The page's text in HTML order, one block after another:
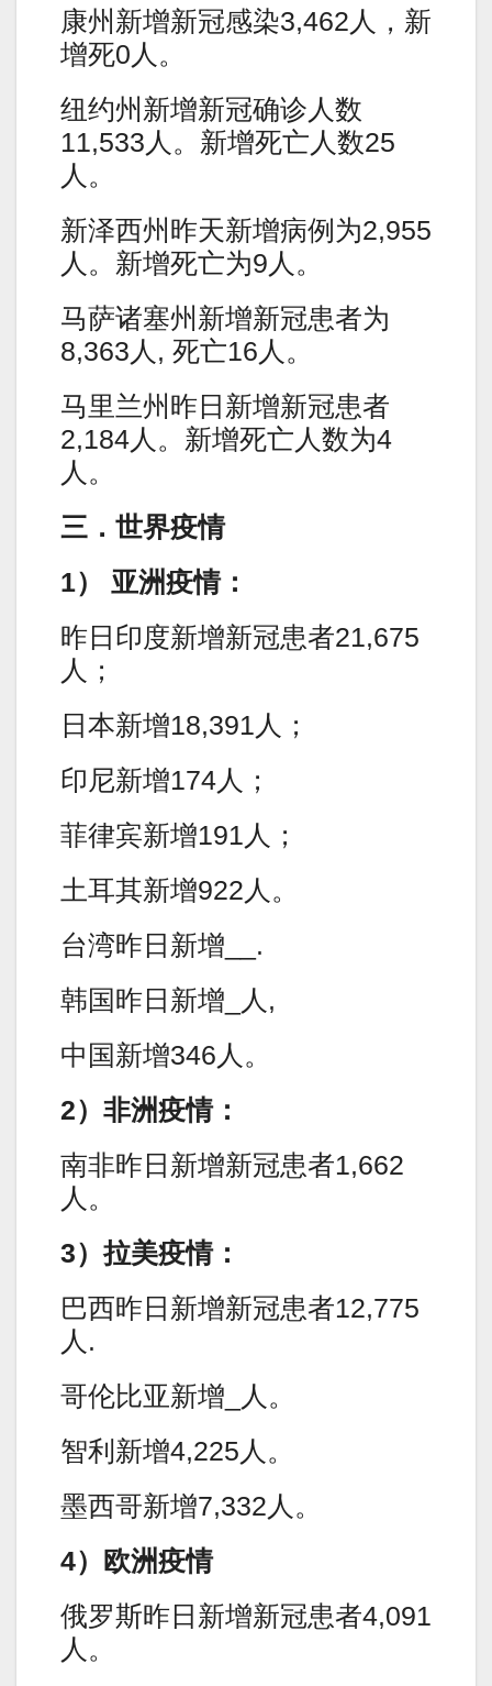
康州新增新冠感染3,462人，新
增死0人。
纽约州新增新冠确诊人数
11,533人。新增死亡人数25
人。
新泽西州昨天新增病例为2,955
人。新增死亡为9人。
马萨诸塞州新增新冠患者为
8,363人, 死亡16人。
马里兰州昨日新增新冠患者
2,184人。新增死亡人数为4
人。
三．世界疫情
1） 亚洲疫情：
昨日印度新增新冠患者21,675
人；
日本新增18,391人；
印尼新增174人；
菲律宾新增191人；
土耳其新增922人。
台湾昨日新增__.
韩国昨日新增_人,
中国新增346人。
2）非洲疫情：
南非昨日新增新冠患者1,662
人。
3）拉美疫情：
巴西昨日新增新冠患者12,775
人.
哥伦比亚新增_人。
智利新增4,225人。
墨西哥新增7,332人。
4）欧洲疫情
俄罗斯昨日新增新冠患者4,091
人。